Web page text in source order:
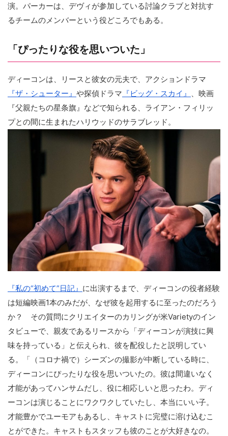
演。パーカーは、デヴィが参加している討論クラブと対抗す
るチームのメンバーという役どころでもある。
「ぴったりな役を思いついた」
ディーコンは、リースと彼女の元夫で、アクションドラマ
『ザ・シューター』 や探偵ドラマ 『ビッグ・スカイ』 、映画
『父親たちの星条旗』などで知られる、ライアン・フィリッ
プとの間に生まれたハリウッドのサラブレッド。
『私の“初めて”日記』 に出演するまで、ディーコンの役者経験
は短編映画1本のみだが、なぜ彼を起用するに至ったのだろう
か？ その質問にクリエイターのカリングが米Varietyのイン
タビューで、親友であるリースから「ディーコンが演技に興
味を持っている」と伝えられ、彼を配役したと説明してい
る。「（コロナ禍で）シーズンの撮影が中断している時に、
ディーコンにぴったりな役を思いついたの。彼は間違いなく
才能があってハンサムだし、役に相応しいと思ったわ。ディ
ーコンは演じることにワクワクしていたし、本当にいい子。
才能豊かでユーモアもあるし、キャストに完璧に溶け込むこ
とができた。キャストもスタッフも彼のことが大好きなの。